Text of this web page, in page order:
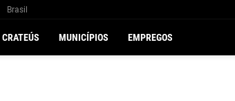
Brasil
CRATEÚS MUNICÍPIOS EMPREGOS